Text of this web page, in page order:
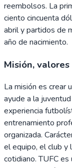
reembolsos. La
ciento cincuenta
abril y partidos de
año de nacimiento.
Misión,
La misión es crear
ayude a la
experiencia
entrenamiento
organizada.
el equipo, el club
cotidiano. TUFC es